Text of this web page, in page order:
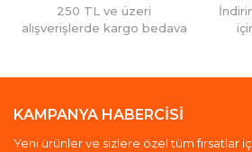
250 TL ve üzeri
alışverişlerde kargo bedava
KAMPANYA HABERCİSİ
Yeni ürünler ve sizlere özel tüm fırsatlar